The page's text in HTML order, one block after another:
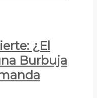
¿El
Burbuja